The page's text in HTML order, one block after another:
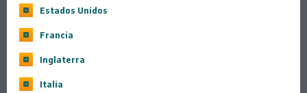
Estados Unidos
Francia
Inglaterra
Italia